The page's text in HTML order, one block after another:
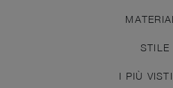
STILE
I PIÙ